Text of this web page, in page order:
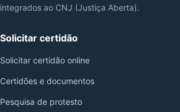
integrados ao CNJ (Justiça Aberta).
Solicitar certidão
Solicitar certidão online
Certidões e documentos
Pesquisa de protesto